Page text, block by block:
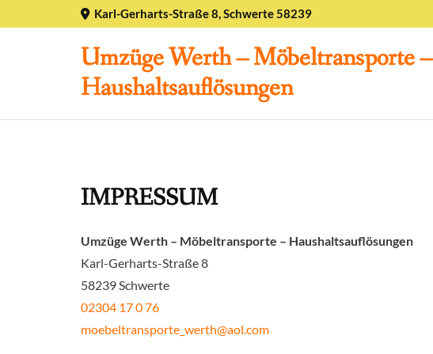
Zum Inhalt springen
Karl-Gerharts-Straße 8, Schwerte 58239
Umzüge Werth – Möbeltransporte –
Haushaltsauflösungen
IMPRESSUM
Umzüge Werth – Möbeltransporte – Haushaltsauflösungen
Karl-Gerharts-Straße 8
58239 Schwerte
02304 17 0 76
moebeltransporte_werth@aol.com